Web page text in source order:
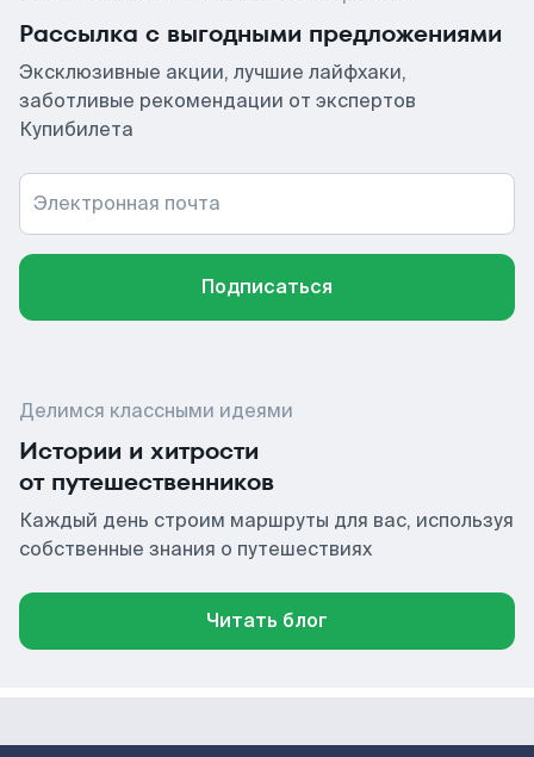
Рассылка с выгодными предложениями
Эксклюзивные акции, лучшие лайфхаки,
заботливые рекомендации от экспертов
Купибилета
Электронная почта
Подписаться
Делимся классными идеями
Истории и хитрости
от путешественников
Каждый день строим маршруты для вас, используя
собственные знания о путешествиях
Читать блог